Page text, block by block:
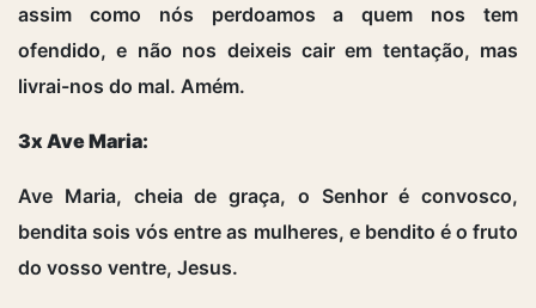
assim como nós perdoamos a quem nos tem
ofendido, e não nos deixeis cair em tentação, mas
livrai-nos do mal. Amém.
3x Ave Maria:
Ave Maria, cheia de graça, o Senhor é convosco,
bendita sois vós entre as mulheres, e bendito é o fruto
do vosso ventre, Jesus.